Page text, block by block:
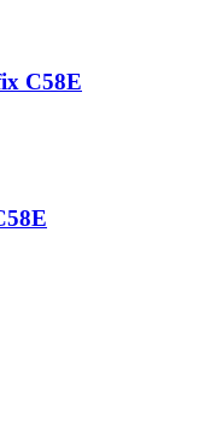
C58E